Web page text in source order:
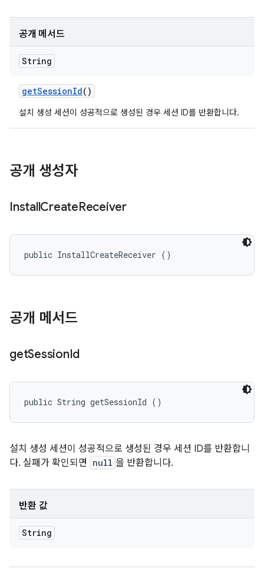
공개 메서드
String
getSessionId()
설치 생성 세션이 성공적으로 생성된 경우 세션 ID를 반환합니다.
공개 생성자
InstallCreateReceiver
public InstallCreateReceiver ()
공개 메서드
getSessionId
public String getSessionId ()
설치 생성 세션이 성공적으로 생성된 경우 세션 ID를 반환합니
다. 실패가 확인되면
null 을 반환합니다.
반환 값
String